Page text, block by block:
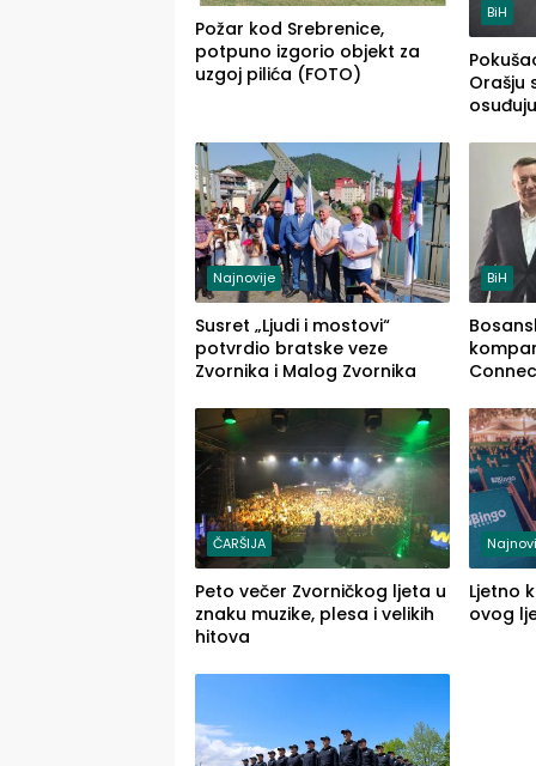
Požar kod Srebrenice,
potpuno izgorio objekt za
uzgoj pilića (FOTO)
BiH
Orašju
Najnovije
Susret „Ljudi i mostovi“
potvrdio bratske veze
Zvornika i Malog Zvornika
BiH
ČARŠIJA
Peto večer Zvorničkog ljeta u
znaku muzike, plesa i velikih
hitova
Ljetno
ovog